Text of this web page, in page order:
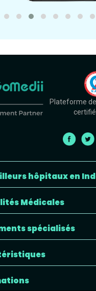
Plateforme
hôpitaux en
Médicales
spécialisés